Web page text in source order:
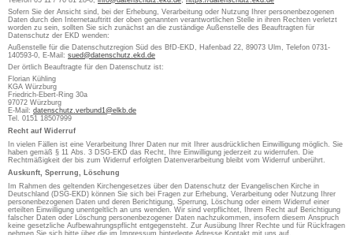
Sofern Sie der Ansicht sind, bei der Erhebung, Verarbeitung oder Nutzung Ihrer personenbezogenen
Daten durch den Internetauftritt der oben genannten verantwortlichen Stelle in ihren Rechten verletzt
worden zu sein, sollten Sie sich zunächst an die zuständige Außenstelle des Beauftragten für
Datenschutz der EKD wenden:
Außenstelle für die Datenschutzregion Süd des BfD-EKD, Hafenbad 22, 89073 Ulm, Telefon 0731-
140593-0, E-Mail: sued@datenschutz.ekd.de
Der örtlich Beauftragte für den Datenschutz ist:
Florian Kühling
KGA Würzburg
Friedrich-Ebert-Ring 30a
97072 Würzburg
E-Mail: datenschutz.verbund1@elkb.de
Tel. 0151 18507999
Recht auf Widerruf
In vielen Fällen ist eine Verarbeitung Ihrer Daten nur mit Ihrer ausdrücklichen Einwilligung möglich. Sie
haben gemäß § 11 Abs. 3 DSG-EKD das Recht, Ihre Einwilligung jederzeit zu widerrufen. Die
Rechtmäßigkeit der bis zum Widerruf erfolgten Datenverarbeitung bleibt vom Widerruf unberührt.
Auskunft, Sperrung, Löschung
Im Rahmen des geltenden Kirchengesetzes über den Datenschutz der Evangelischen Kirche in
Deutschland (DSG-EKD) können Sie sich bei Fragen zur Erhebung, Verarbeitung oder Nutzung Ihrer
personenbezogenen Daten und deren Berichtigung, Sperrung, Löschung oder einem Widerruf einer
erteilten Einwilligung unentgeltlich an uns wenden. Wir sind verpflichtet, Ihrem Recht auf Berichtigung
falscher Daten oder Löschung personenbezogener Daten nachzukommen, insofern diesem Anspruch
keine gesetzliche Aufbewahrungspflicht entgegensteht. Zur Ausübung Ihrer Rechte und für Rückfragen
nehmen Sie sich bitte über die im Impressum hinterlegte Adresse Kontakt mit uns auf.